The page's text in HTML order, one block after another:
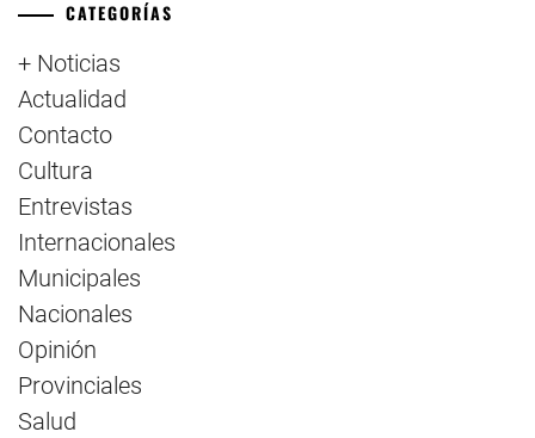
CATEGORÍAS
+ Noticias
Actualidad
Contacto
Cultura
Entrevistas
Internacionales
Municipales
Nacionales
Opinión
Provinciales
Salud